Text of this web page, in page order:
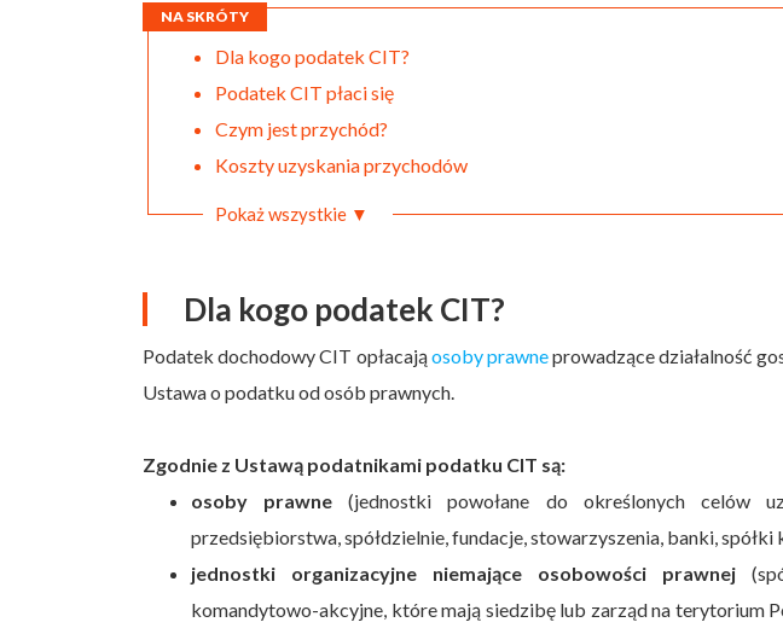
NA SKRÓTY
Dla kogo podatek CIT?
Podatek CIT płaci się
Czym jest przychód?
Koszty uzyskania przychodów
Pokaż wszystkie ▼
Dla kogo podatek CIT?
Podatek dochodowy CIT opłacająosoby prawneprowadzące działalność
Ustawa o podatku od osób prawnych.
Zgodnie z Ustawą podatnikami podatku CIT są:
osoby prawne (jednostki powołane do określonych celów
przedsiębiorstwa, spółdzielnie, fundacje, stowarzyszenia, banki, spółki
jednostki organizacyjne niemające osobowości prawnej
komandytowo-akcyjne, które mają siedzibę lub zarząd na terytorium